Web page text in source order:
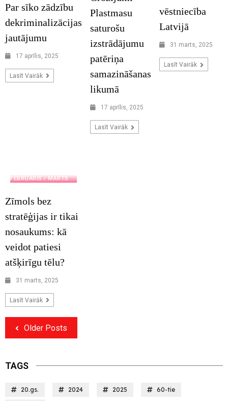
Par sīko zādzību
dekriminalizācijas
jautājumu
17 aprīlis, 2025
Lasīt Vairāk
Plastmasu
saturošu
izstrādājumu
patēriņa
samazināšanas
likumā
17 aprīlis, 2025
Lasīt Vairāk
vēstniecība
Latvijā
31 marts, 2025
Lasīt Vairāk
FEBRUĀRIS / MARTS
Zīmols bez
stratēģijas ir tikai
nosaukums: kā
veidot patiesi
atšķirīgu tēlu?
31 marts, 2025
Lasīt Vairāk
Older Posts
TAGS
20.gs. 2024 2025 60-tie